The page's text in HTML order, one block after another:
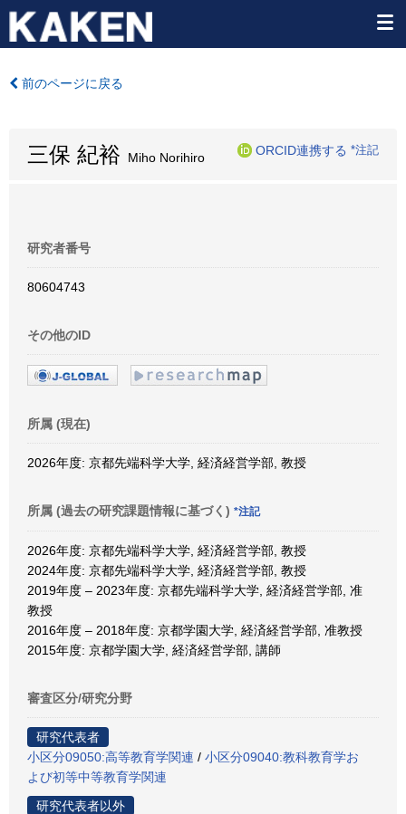
前のページに戻る
三保 紀裕 Miho Norihiro
ORCID連携する *注記
研究者番号
80604743
その他のID
所属 (現在)
2026年度: 京都先端科学大学, 経済経営学部, 教授
所属 (過去の研究課題情報に基づく) *注記
2026年度: 京都先端科学大学, 経済経営学部, 教授
2024年度: 京都先端科学大学, 経済経営学部, 教授
2019年度 – 2023年度: 京都先端科学大学, 経済経営学部, 准
教授
2016年度 – 2018年度: 京都学園大学, 経済経営学部, 准教授
2015年度: 京都学園大学, 経済経営学部, 講師
審査区分/研究分野
研究代表者
小区分09050:高等教育学関連 / 小区分09040:教科教育学お
よび初等中等教育学関連
研究代表者以外